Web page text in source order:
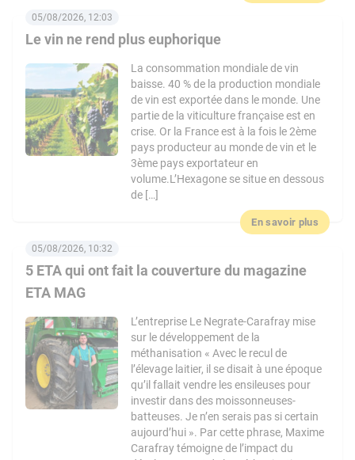
Le vin ne rend plus euphorique
05/08/2026, 12:03
La consommation mondiale de vin
baisse. 40 % de la production mondiale
de vin est exportée dans le monde. Une
partie de la viticulture française est en
crise. Or la France est à la fois le 2ème
pays producteur au monde de vin et le
3ème pays exportateur en
volume.L’Hexagone se situe en dessous
de […]
En savoir plus
5 ETA qui ont fait la couverture du magazine
ETA MAG
05/08/2026, 10:32
L’entreprise Le Negrate-Carafray mise
sur le développement de la
méthanisation « Avec le recul de
l’élevage laitier, il se disait à une époque
qu’il fallait vendre les ensileuses pour
investir dans des moissonneuses-
batteuses. Je n’en serais pas si certain
aujourd’hui ». Par cette phrase, Maxime
Carafray témoigne de l’impact du